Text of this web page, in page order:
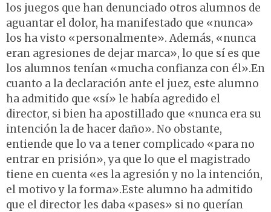
los juegos que han denunciado otros alumnos de
aguantar el dolor, ha manifestado que «nunca»
los ha visto «personalmente». Además, «nunca
eran agresiones de dejar marca», lo que sí es que
los alumnos tenían «mucha confianza con él».En
cuanto a la declaración ante el juez, este alumno
ha admitido que «sí» le había agredido el
director, si bien ha apostillado que «nunca era su
intención la de hacer daño». No obstante,
entiende que lo va a tener complicado «para no
entrar en prisión», ya que lo que el magistrado
tiene en cuenta «es la agresión y no la intención,
el motivo y la forma».Este alumno ha admitido
que el director les daba «pases» si no querían